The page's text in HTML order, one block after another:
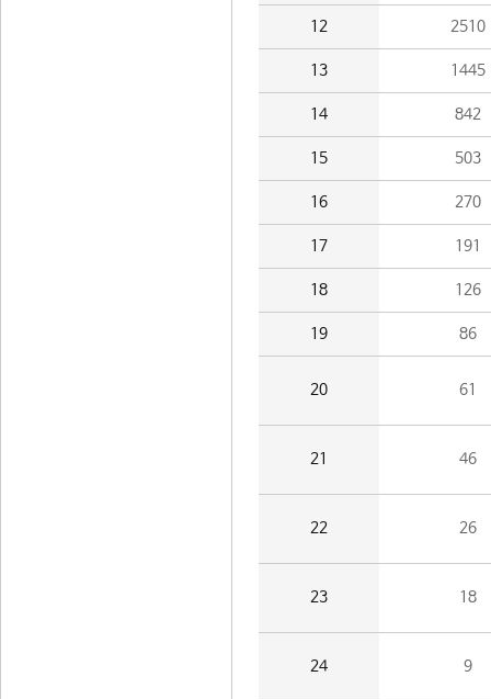
12 2510
13 1445
14 842
15 503
16 270
17 191
18 126
19 86
20 61
21 46
22 26
23 18
24 9